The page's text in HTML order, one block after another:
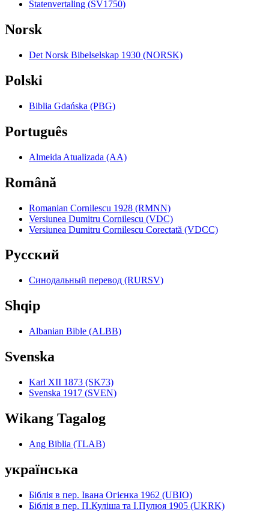
Statenvertaling (SV1750)
Norsk
Det Norsk Bibelselskap 1930 (NORSK)
Polski
Biblia Gdańska (PBG)
Português
Almeida Atualizada (AA)
Română
Romanian Cornilescu 1928 (RMNN)
Versiunea Dumitru Cornilescu (VDC)
Versiunea Dumitru Cornilescu Corectată (VDCC)
Pyccкий
Синодальный перевод (RURSV)
Shqip
Albanian Bible (ALBB)
Svenska
Karl XII 1873 (SK73)
Svenska 1917 (SVEN)
Wikang Tagalog
Ang Biblia (TLAB)
українська
Біблія в пер. Івана Огієнка 1962 (UBIO)
Біблія в пер. П.Куліша та І.Пулюя 1905 (UKRK)